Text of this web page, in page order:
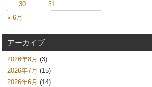
30
31
« 6月
アーカイブ
2026年8月 (3)
2026年7月 (15)
2026年6月 (14)